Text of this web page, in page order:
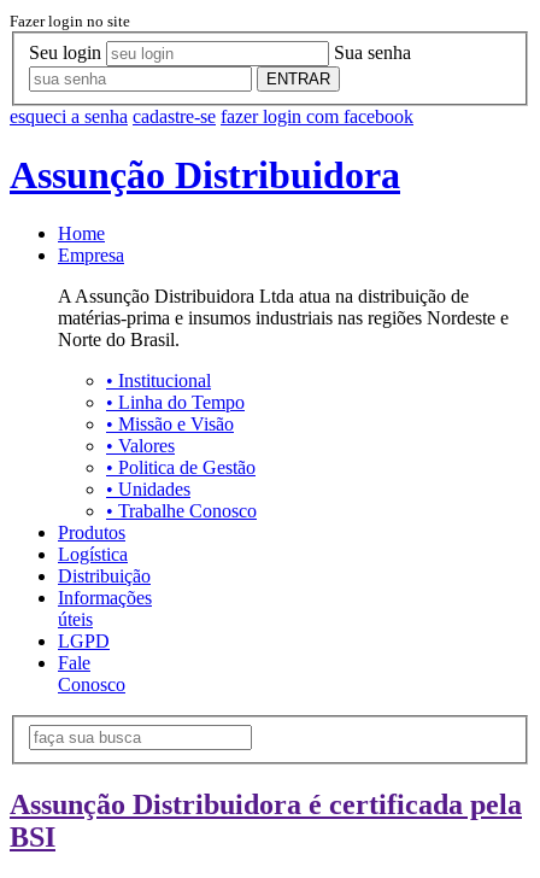
Fazer login no site
Seu login Sua senha
ENTRAR
esqueci a senha cadastre-se fazer login com facebook
Assunção Distribuidora
Home
Empresa
A Assunção Distribuidora Ltda atua na distribuição de
matérias-prima e insumos industriais nas regiões Nordeste e
Norte do Brasil.
• Institucional
• Linha do Tempo
• Missão e Visão
• Valores
• Politica de Gestão
• Unidades
• Trabalhe Conosco
Produtos
Logística
Distribuição
Informações
úteis
LGPD
Fale
Conosco
Assunção Distribuidora é certificada pela
BSI